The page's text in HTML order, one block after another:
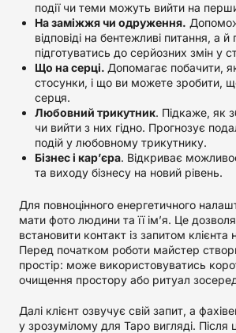
події чи теми можуть вийти на
На заміжжя чи одруження.
відповіді на бентежливі питання, а
підготуватись до серйозних змін у
Що на серці. Допомагає побачити,
стосунки, і що ви можете зробити,
серця.
Любовний трикутник. Підкаже, як
чи вийти з них гідно. Прогнозує
подій у любовному трикутнику.
Бізнес і кар’єра. Відкриває
та виходу бізнесу на новий рівень.
Для повноцінного енергетичного
мати фото людини та її ім’я. Це
встановити контакт із запитом клієнта
Перед початком роботи майстер
простір: може використовуватись
очищення простору або ритуал
Далі клієнт озвучує свій запит, а
у зрозумілому для Таро вигляді. Після